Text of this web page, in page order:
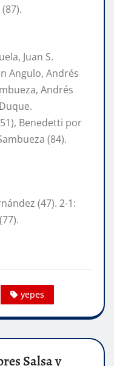
Juan S.
Angulo, Andrés
Andrés
Benedetti por
(84).
(47). 2-1:
yepes
Salsa y